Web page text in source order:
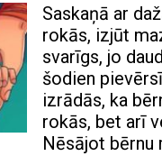
Saskaņā ar
rokās, izjūt
svarīgs, jo
šodien
izrādās, ka
rokās, bet arī
Nēsājot bērnu